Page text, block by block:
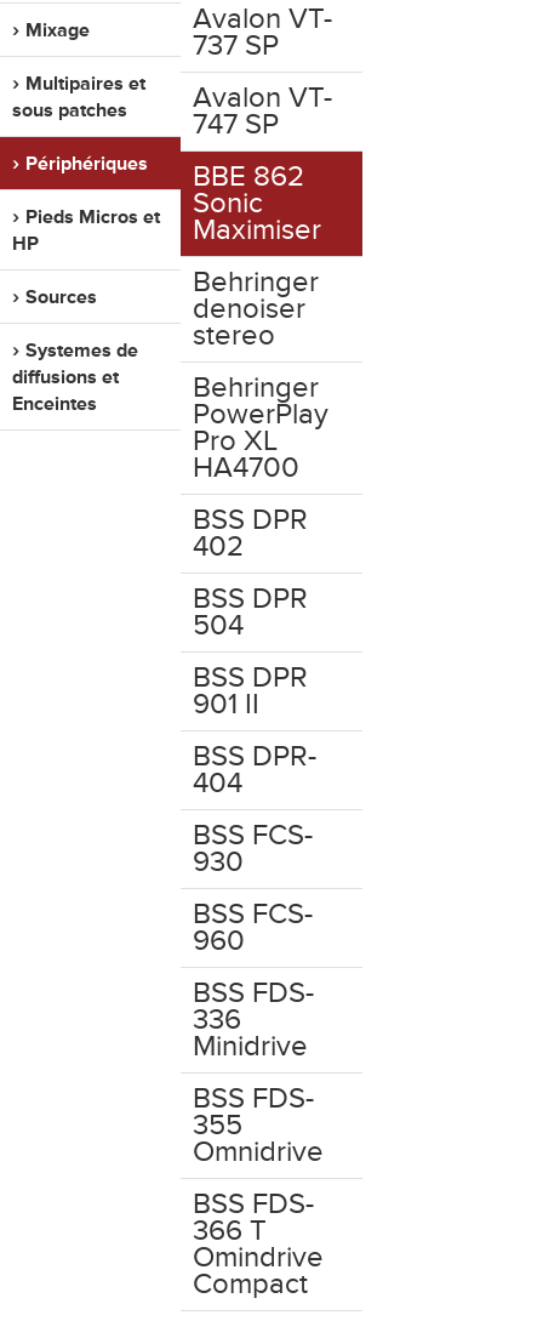
Mixage
Multipaires et
sous patches
Périphériques
Pieds Micros et
HP
Sources
Systemes de
diffusions et
Enceintes
Avalon VT-
737 SP
Avalon VT-
747 SP
BBE 862
Sonic
Maximiser
Behringer
denoiser
stereo
Behringer
PowerPlay
Pro XL
HA4700
BSS DPR
402
BSS DPR
504
BSS DPR
901 II
BSS DPR-
404
BSS FCS-
930
BSS FCS-
960
BSS FDS-
336
Minidrive
BSS FDS-
355
Omnidrive
BSS FDS-
366 T
Omindrive
Compact